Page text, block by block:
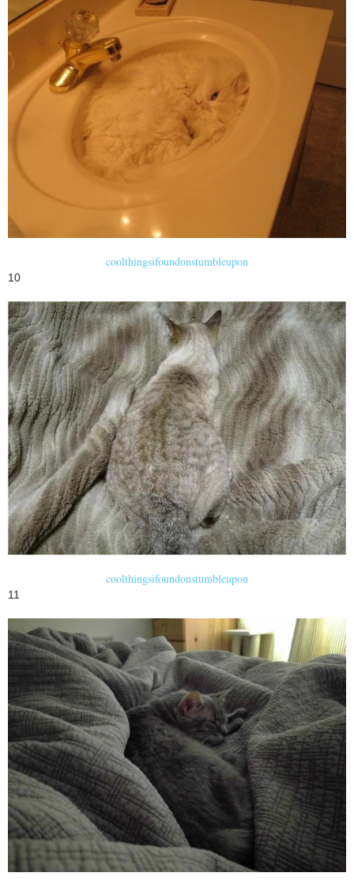
coolthingsifoundonstumbleupon
10
coolthingsifoundonstumbleupon
11